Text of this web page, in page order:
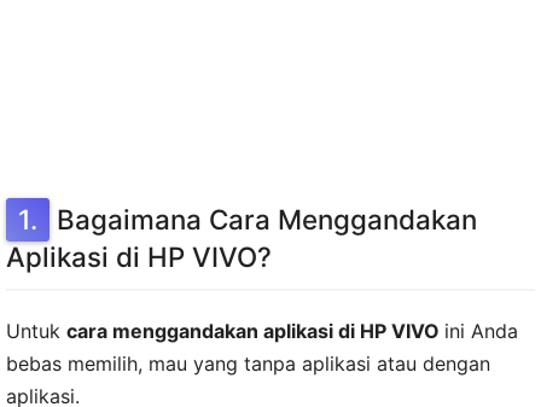
Bagaimana Cara Menggandakan
Aplikasi di HP VIVO?
Untuk cara menggandakan aplikasi di HP VIVO ini Anda
bebas memilih, mau yang tanpa aplikasi atau dengan
aplikasi.